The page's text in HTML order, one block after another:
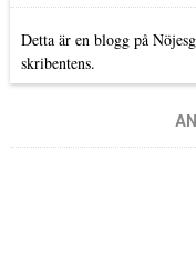
Detta är en blogg på
skribentens.